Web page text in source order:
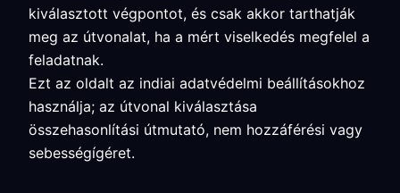
kiválasztott végpontot, és csak akkor tarthatják
meg az útvonalat, ha a mért viselkedés megfelel a
feladatnak.
Ezt az oldalt az indiai adatvédelmi beállításokhoz
használja; az útvonal kiválasztása
összehasonlítási útmutató, nem hozzáférési vagy
sebességígéret.